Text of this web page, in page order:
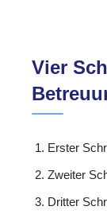
Vier
Erster
Zweiter
Dritter